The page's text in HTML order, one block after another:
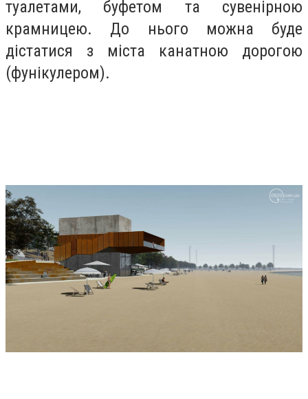
туалетами, буфетом та сувенірною
крамницею. До нього можна буде
дістатися з міста канатною дорогою
(фунікулером).